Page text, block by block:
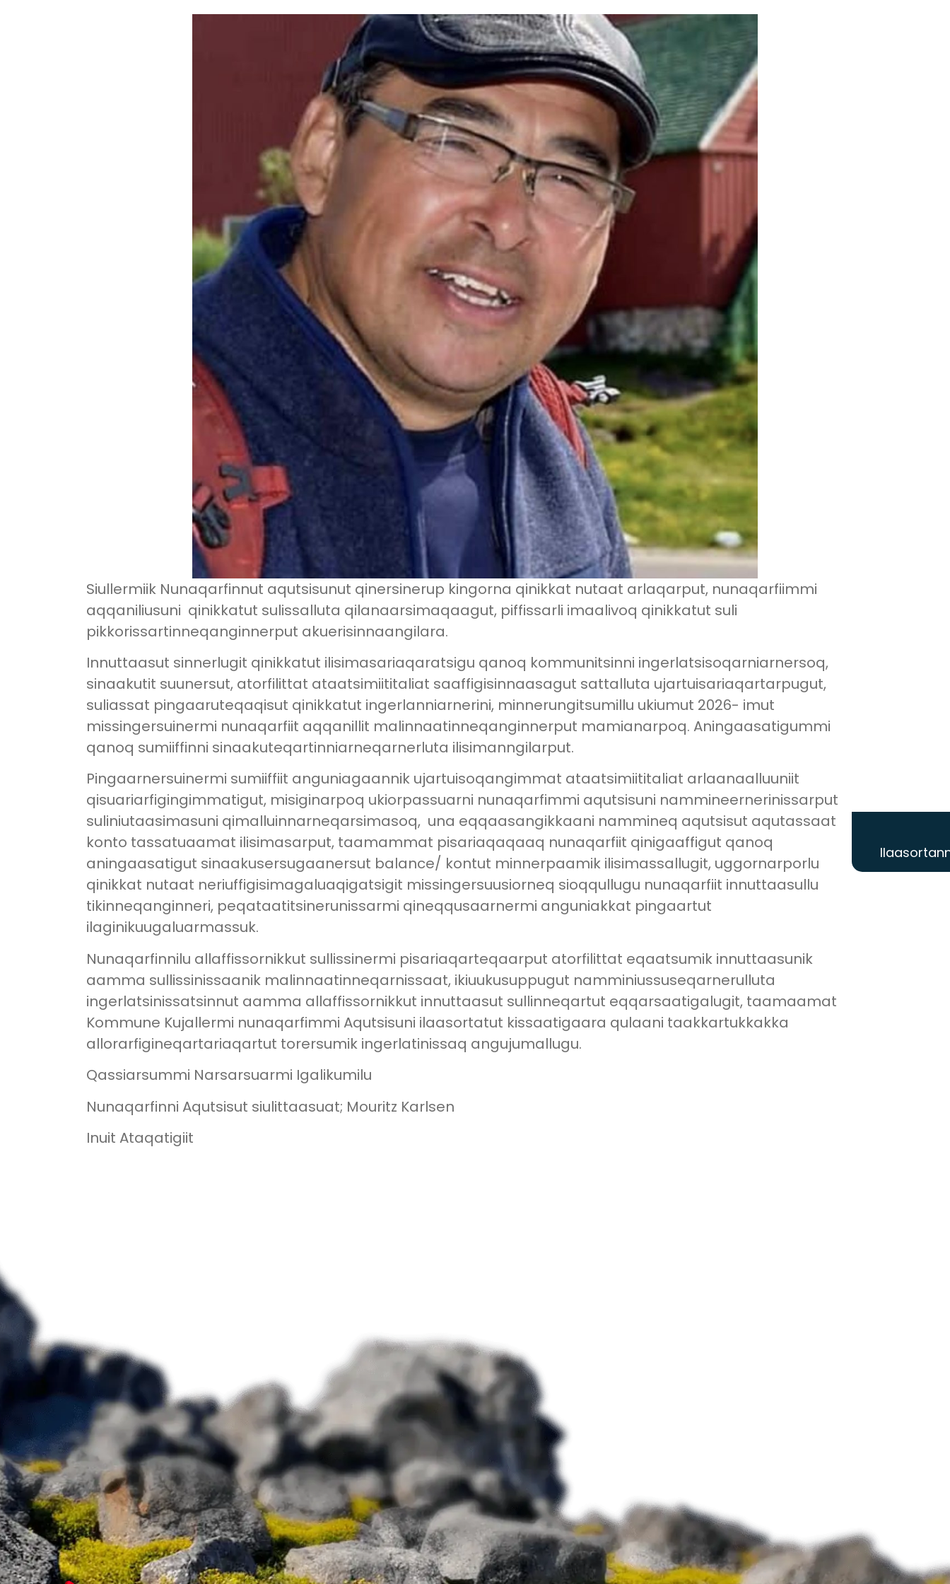
Siullermiik Nunaqarfinnut aqutsisunut qinersinerup kingorna qinikkat nutaat arlaqarput, nunaqarfiimmi
aqqaniliusuni qinikkatut sulissalluta qilanaarsimaqaagut, piffissarli imaalivoq qinikkatut suli
pikkorissartinneqanginnerput akuerisinnaangilara.
Innuttaasut sinnerlugit qinikkatut ilisimasariaqaratsigu qanoq kommunitsinni ingerlatsisoqarniarnersoq,
sinaakutit suunersut, atorfilittat ataatsimiititaliat saaffigisinnaasagut sattalluta ujartuisariaqartarpugut,
suliassat pingaaruteqaqisut qinikkatut ingerlanniarnerini, minnerungitsumillu ukiumut 2026- imut
missingersuinermi nunaqarfiit aqqanillit malinnaatinneqanginnerput mamianarpoq. Aningaasatigummi
qanoq sumiiffinni sinaakuteqartinniarneqarnerluta ilisimanngilarput.
Pingaarnersuinermi sumiiffiit anguniagaannik ujartuisoqangimmat ataatsimiititaliat arlaanaalluuniit
qisuariarfigingimmatigut, misiginarpoq ukiorpassuarni nunaqarfimmi aqutsisuni nammineernerinissarput
suliniutaasimasuni qimalluinnarneqarsimasoq, una eqqaasangikkaani nammineq aqutsisut aqutassaat
konto tassatuaamat ilisimasarput, taamammat pisariaqaqaaq nunaqarfiit qinigaaffigut qanoq
aningaasatigut sinaakusersugaanersut balance/ kontut minnerpaamik ilisimassallugit, uggornarporlu
qinikkat nutaat neriuffigisimagaluaqigatsigit missingersuusiorneq sioqqullugu nunaqarfiit innuttaasullu
tikinneqanginneri, peqataatitsinerunissarmi qineqqusaarnermi anguniakkat pingaartut
ilaginikuugaluarmassuk.
Nunaqarfinnilu allaffissornikkut sullissinermi pisariaqarteqaarput atorfilittat eqaatsumik innuttaasunik
aamma sullissinissaanik malinnaatinneqarnissaat, ikiuukusuppugut namminiussuseqarnerulluta
ingerlatsinissatsinnut aamma allaffissornikkut innuttaasut sullinneqartut eqqarsaatigalugit, taamaamat
Kommune Kujallermi nunaqarfimmi Aqutsisuni ilaasortatut kissaatigaara qulaani taakkartukkakka
allorarfigineqartariaqartut torersumik ingerlatinissaq angujumallugu.
Qassiarsummi Narsarsuarmi Igalikumilu
Nunaqarfinni Aqutsisut siulittaasuat; Mouritz Karlsen
Inuit Ataqatigiit